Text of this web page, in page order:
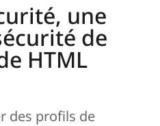
une
de
HTML
des profils de